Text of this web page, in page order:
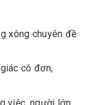
xông chuyên đề
cô đơn,
việc, người lớn